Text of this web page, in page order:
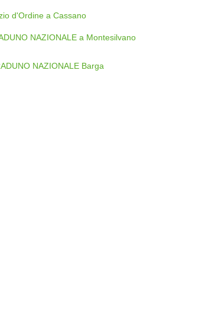
d'Ordine a Cassano
NAZIONALE a Montesilvano
NAZIONALE Barga